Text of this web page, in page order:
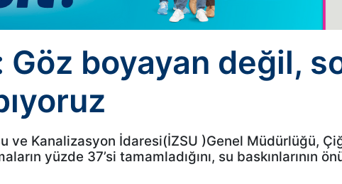
Göz boyayan değil,
ve Kanalizasyon İdaresi(İZSU )Genel Müdürlüğü,
yüzde 37’si tamamladığını, su baskınlarının